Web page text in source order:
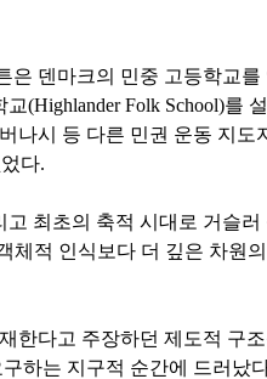
덴마크의 민중 고등학교
(Highlander Folk School)를
시 등 다른 민권 운동 지
다.
최초의 축적 시대로 거슬
적 인식보다 더 깊은 차원
다고 주장하던 제도적 구
하는 지구적 순간에 드러났